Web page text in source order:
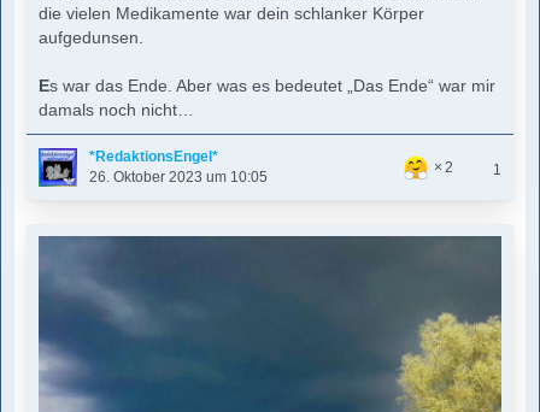
die vielen Medikamente war dein schlanker Körper
aufgedunsen.
Es war das Ende. Aber was es bedeutet „Das Ende“ war mir
damals noch nicht…
*RedaktionsEngel*
26. Oktober 2023 um 10:05
2 1